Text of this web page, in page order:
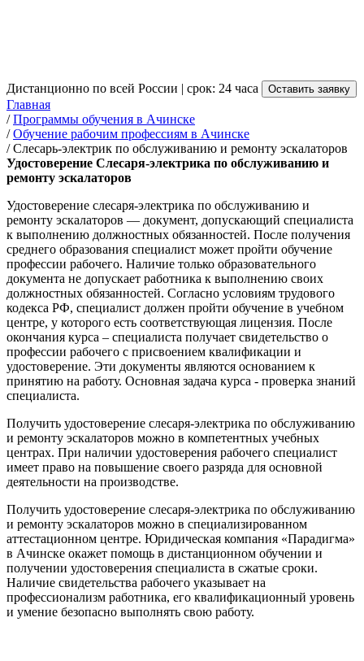
Дистанционно по всей России | срок: 24 часа Оставить заявку
Главная
/Программы обучения в Ачинске
/Обучение рабочим профессиям в Ачинске
/Слесарь-электрик по обслуживанию и ремонту эскалаторов
Удостоверение Слесаря-электрика по обслуживанию и
ремонту эскалаторов
Удостоверение слесаря-электрика по обслуживанию и
ремонту эскалаторов — документ, допускающий специалиста
к выполнению должностных обязанностей. После получения
среднего образования специалист может пройти обучение
профессии рабочего. Наличие только образовательного
документа не допускает работника к выполнению своих
должностных обязанностей. Согласно условиям трудового
кодекса РФ, специалист должен пройти обучение в учебном
центре, у которого есть соответствующая лицензия. После
окончания курса – специалиста получает свидетельство о
профессии рабочего с присвоением квалификации и
удостоверение. Эти документы являются основанием к
принятию на работу. Основная задача курса - проверка знаний
специалиста.
Получить удостоверение слесаря-электрика по обслуживанию
и ремонту эскалаторов можно в компетентных учебных
центрах. При наличии удостоверения рабочего специалист
имеет право на повышение своего разряда для основной
деятельности на производстве.
Получить удостоверение слесаря-электрика по обслуживанию
и ремонту эскалаторов можно в специализированном
аттестационном центре. Юридическая компания «Парадигма»
в Ачинске окажет помощь в дистанционном обучении и
получении удостоверения специалиста в сжатые сроки.
Наличие свидетельства рабочего указывает на
профессионализм работника, его квалификационный уровень
и умение безопасно выполнять свою работу.